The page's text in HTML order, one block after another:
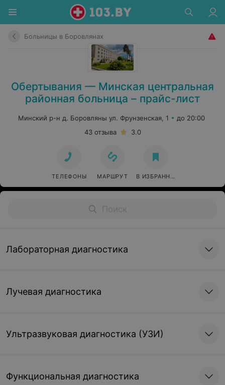
Больницы в Боровлянах
Обертывания — Минская центральная
районная больница – прайс-лист
Минский р-н д. Боровляны ул. Фрунзенская, 1
до 20:00
43 отзыва
3.0
ТЕЛЕФОНЫ МАРШРУТ В ИЗБРАННОЕ
Лабораторная диагностика
Лучевая диагностика
Ультразвуковая диагностика (УЗИ)
Функциональная диагностика